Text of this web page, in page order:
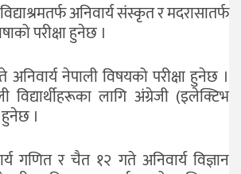
अनिवार्य संस्कृत र मदरासातर्फ
परीक्षा हुनेछ ।
अनिवार्य नेपाली विषयको परीक्षा हुनेछ ।
लागि अंग्रेजी (इलेक्टिभ
हुनेछ ।
गणित र चैत १२ गते अनिवार्य विज्ञान